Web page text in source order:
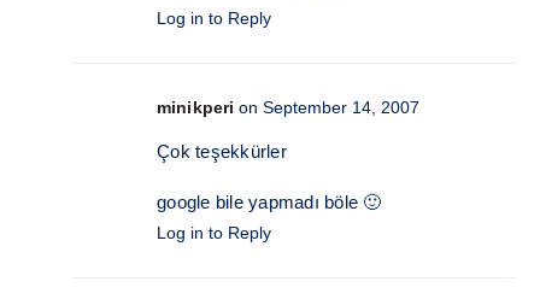
Log in to Reply
minikperi on September 14, 2007
Çok teşekkürler
google bile yapmadı böle 🙂
Log in to Reply